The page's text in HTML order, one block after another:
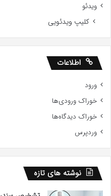
ویدئو
کلیپ ویدئویی
اطلاعات
ورود
خوراک ورودی‌ها
خوراک دیدگاه‌ها
وردپرس
نوشته های تازه